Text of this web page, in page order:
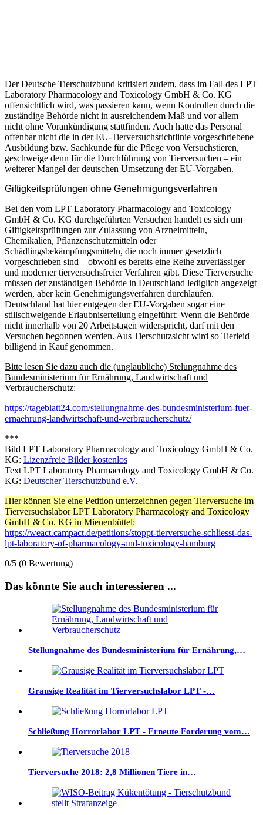
Der Deutsche Tierschutzbund kritisiert zudem, dass im Fall des LPT
Laboratory Pharmacology and Toxicology GmbH & Co. KG
offensichtlich wird, was passieren kann, wenn Kontrollen durch die
zuständige Behörde nicht in ausreichendem Maß und vor allem
nicht ohne Vorankündigung stattfinden. Auch hatte das Personal
offenbar nicht die in der EU-Tierversuchsrichtlinie vorgeschriebene
Ausbildung bzw. Sachkunde für die Pflege von Versuchstieren,
geschweige denn für die Durchführung von Tierversuchen – ein
weiterer Mangel der deutschen Umsetzung der EU-Vorgaben.
Giftigkeitsprüfungen ohne Genehmigungsverfahren
Bei den vom LPT Laboratory Pharmacology and Toxicology
GmbH & Co. KG durchgeführten Versuchen handelt es sich um
Giftigkeitsprüfungen zur Zulassung von Arzneimitteln,
Chemikalien, Pflanzenschutzmitteln oder
Schädlingsbekämpfungsmitteln, die noch immer gesetzlich
vorgeschrieben sind – obwohl es bereits eine Reihe zuverlässiger
und moderner tierversuchsfreier Verfahren gibt. Diese Tierversuche
müssen der zuständigen Behörde in Deutschland lediglich angezeigt
werden, aber kein Genehmigungsverfahren durchlaufen.
Deutschland hat hier entgegen der EU-Vorgaben sogar eine
stillschweigende Erlaubniserteilung eingeführt: Wenn die Behörde
nicht innerhalb von 20 Arbeitstagen widerspricht, darf mit den
Versuchen begonnen werden. Aus Tierschutzsicht wird so Tierleid
billigend in Kauf genommen.
Bitte lesen Sie dazu auch die (unglaubliche) Stelungnahme des
Bundesministerium für Ernährung, Landwirtschaft und
Verbraucherschutz:
https://tageblatt24.com/stellungnahme-des-bundesministerium-fuer-
ernaehrung-landwirtschaft-und-verbraucherschutz/
***
Bild LPT Laboratory Pharmacology and Toxicology GmbH & Co.
KG: Lizenzfreie Bilder kostenlos
Text LPT Laboratory Pharmacology and Toxicology GmbH & Co.
KG: Deutscher Tierschutzbund e.V.
Hier können Sie eine Petition unterzeichnen gegen Tierversuche im
Tierversuchslabor LPT Laboratory Pharmacology and Toxicology
GmbH & Co. KG in Mienenbüttel:
https://weact.campact.de/petitions/stoppt-tierversuche-schliesst-das-
lpt-laboratory-of-pharmacology-and-toxicology-hamburg
0/5 (0 Bewertung)
Das könnte Sie auch interessieren ...
Stellungnahme des Bundesministerium für Ernährung,…
Grausige Realität im Tierversuchslabor LPT -…
Schließung Horrorlabor LPT - Erneute Forderung vom…
Tierversuche 2018: 2,8 Millionen Tiere in…